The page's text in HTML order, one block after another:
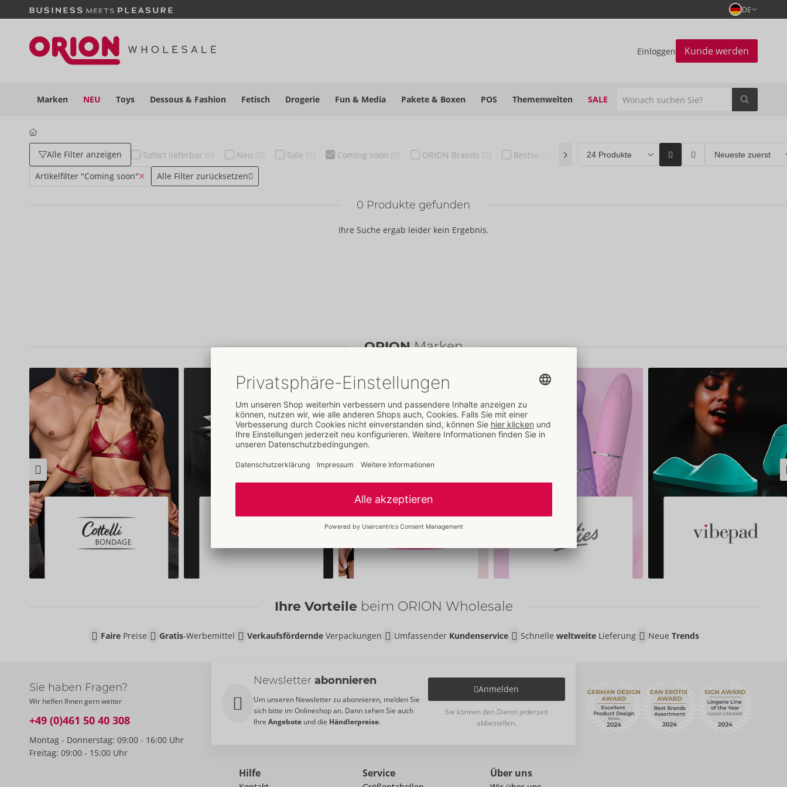
DE
Einloggen Kunde werden
Marken NEU Toys Dessous & Fashion Fetisch Drogerie Fun & Media Pakete & Boxen POS Themenwelten SALE
Alle Filter anzeigen Sofort lieferbar (0) Neu (0) Sale (0) Coming soon (0) ORION Brands (0) Bestseller
Artikelfilter "Coming soon"
Alle Filter zurücksetzen
0 Produkte gefunden
Ihre Suche ergab leider kein Ergebnis.
ORIONMarken
Ihre Vorteile beim ORION Wholesale
FairePreise Gratis-Werbemittel VerkaufsförderndeVerpackungen Umfassender Kundenservice Schnelle weltweiteLieferung Neue Trends
Sie haben Fragen?
Wir helfen Ihnen gern weiter
+49 (0)461 50 40 308
Montag - Donnerstag: 09:00 - 16:00 Uhr
Freitag: 09:00 - 15:00 Uhr
Newsletter abonnieren
Um unseren Newsletter zu abonnieren, melden Sie
sich bitte im Onlineshop an. Dann sehen Sie auch
Ihre Angebote und die Händlerpreise.
Anmelden
Sie können den Dienst jederzeit
abbestellen.
Hilfe Service Über uns